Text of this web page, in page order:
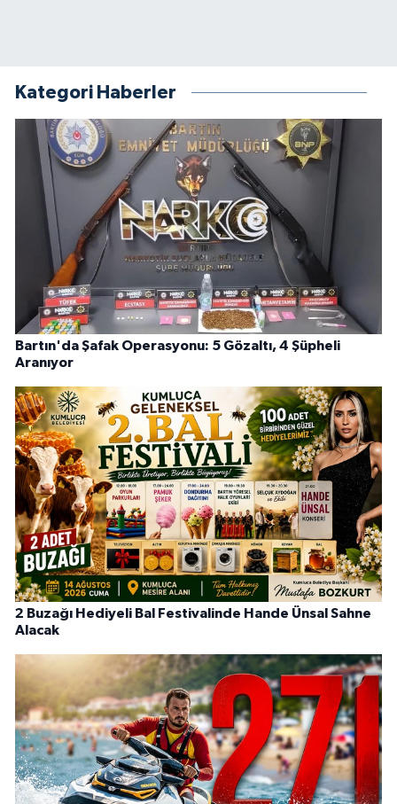
Kategori Haberler
Bartın'da Şafak Operasyonu: 5 Gözaltı, 4 Şüpheli
Aranıyor
2 Buzağı Hediyeli Bal Festivalinde Hande Ünsal Sahne
Alacak